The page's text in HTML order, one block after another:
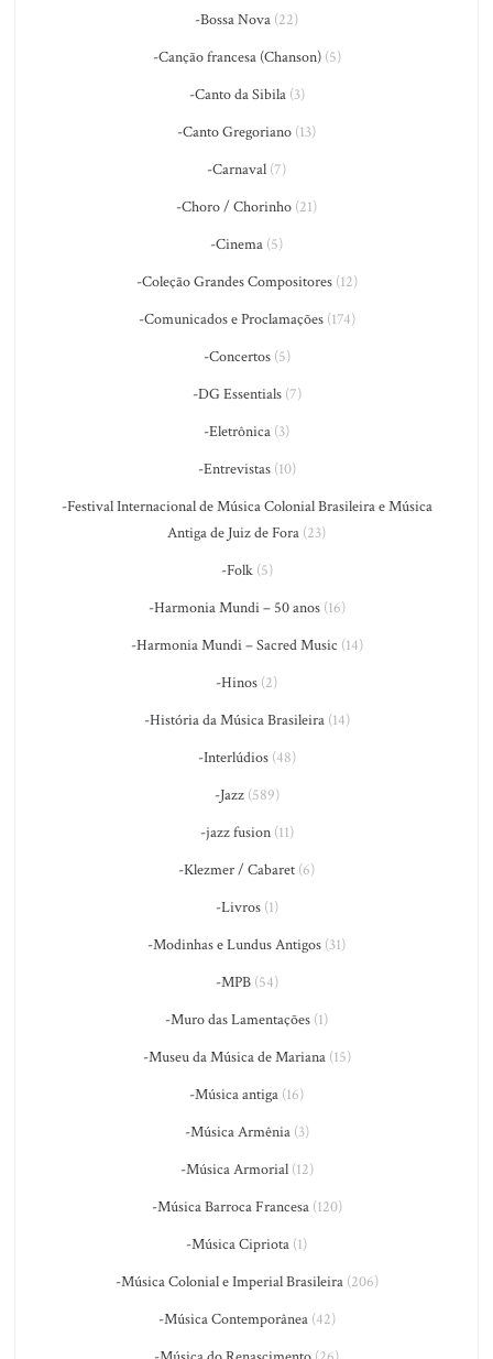
-Bossa Nova (22)
-Canção francesa (Chanson)(5)
-Canto da Sibila(3)
-Canto Gregoriano (13)
-Carnaval (7)
-Choro / Chorinho (21)
-Cinema (5)
-Coleção Grandes Compositores(12)
-Comunicados e Proclamações(174)
-Concertos(5)
-DG Essentials(7)
-Eletrônica (3)
-Entrevistas(10)
-Festival Internacional de Música Colonial Brasileira e Música
Antiga de Juiz de Fora (23)
-Folk(5)
-Harmonia Mundi – 50 anos(16)
-Harmonia Mundi – Sacred Music (14)
-Hinos (2)
-História da Música Brasileira(14)
-Interlúdios(48)
-Jazz(589)
-jazz fusion(11)
-Klezmer / Cabaret (6)
-Livros(1)
-Modinhas e Lundus Antigos (31)
-MPB(54)
-Muro das Lamentações (1)
-Museu da Música de Mariana(15)
-Música antiga (16)
-Música Armênia(3)
-Música Armorial(12)
-Música Barroca Francesa(120)
-Música Cipriota (1)
-Música Colonial e Imperial Brasileira(206)
-Música Contemporânea(42)